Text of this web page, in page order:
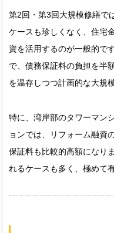
第2回・第3回大規模修繕で
ケースも珍しくなく、住宅
資を活用するのが一般的で
で、債務保証料の負担を半
を温存しつつ計画的な大規
特に、湾岸部のタワーマン
ョンでは、リフォーム融資
保証料も比較的高額になり
れるケースも多く、極めて